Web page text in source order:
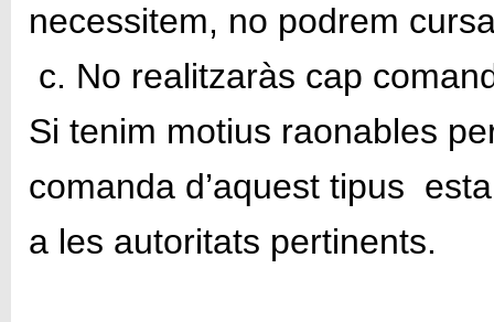
necessitem, no podrem
c. No realitzaràs cap
Si tenim motius raonables
comanda d’aquest tipus
a les autoritats pertinents.